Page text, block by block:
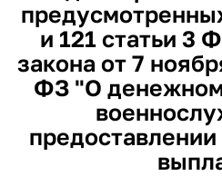
и 121 статьи 3
закона от 7
ФЗ "О денежном